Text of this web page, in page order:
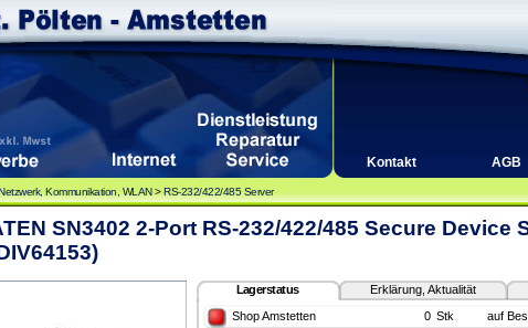
Kontakt AGB
Kommunikation, WLAN>RS-232/422/485 Server
SN3402 2-Port RS-232/422/485 Secure Device
Lagerstatus Erklärung, Aktualität
Shop Amstetten
0 Stk
auf